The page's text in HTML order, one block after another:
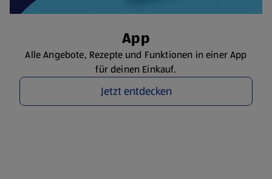
App
Alle Angebote, Rezepte und Funktionen in einer App
für deinen Einkauf.
Jetzt entdecken